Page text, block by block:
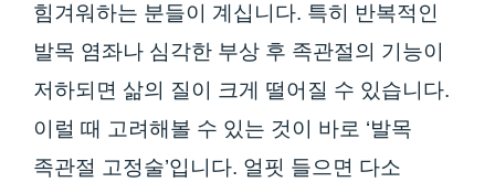
힘겨워하는 분들이 계십니다. 특히 반복적인
발목 염좌나 심각한 부상 후 족관절의 기능이
저하되면 삶의 질이 크게 떨어질 수 있습니다.
이럴 때 고려해볼 수 있는 것이 바로 ‘발목
족관절 고정술’입니다. 얼핏 들으면 다소